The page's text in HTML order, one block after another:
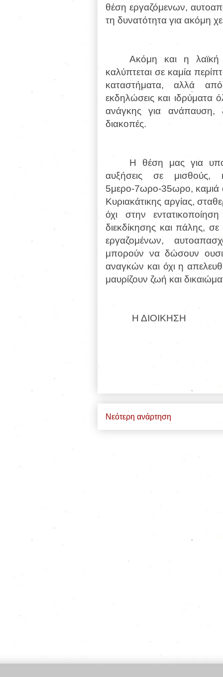
θέση εργαζόμενων,
τη δυνατότητα για ακόμη
Ακόμη και η
καλύπτεται σε καμία
καταστήματα, αλλά από
εκδηλώσεις και ιδρύματα
ανάγκης για ανάπαυση,
διακοπές.
Η θέση μας για
αυξήσεις σε
5μερο-7ωρο-35ωρο, καμιά
Κυριακάτικης αργίας,
όχι στην
διεκδίκησης και πάλης,
εργαζομένων,
μπορούν να δώσουν
αναγκών και όχι η
μαυρίζουν ζωή και
Η ΔΙΟΙΚΗΣΗ
Νεότερη ανάρτηση